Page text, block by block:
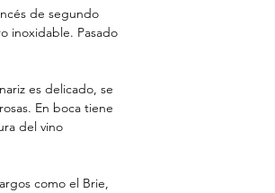
de segundo
inoxidable. Pasado
es delicado, se
En boca tiene
del vino
como el Brie,